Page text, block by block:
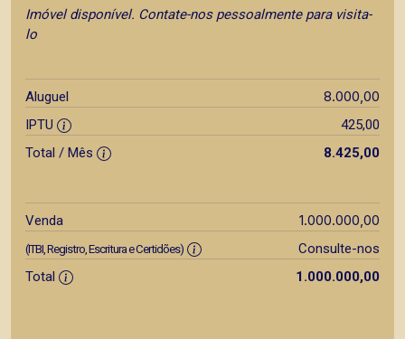
Imóvel disponível. Contate-nos pessoalmente para visita-
lo
Aluguel 8.000,00
IPTU
425,00
Total / Mês
8.425,00
Venda 1.000.000,00
(ITBI, Registro, Escritura e Certidões)
Consulte-nos
Total
1.000.000,00